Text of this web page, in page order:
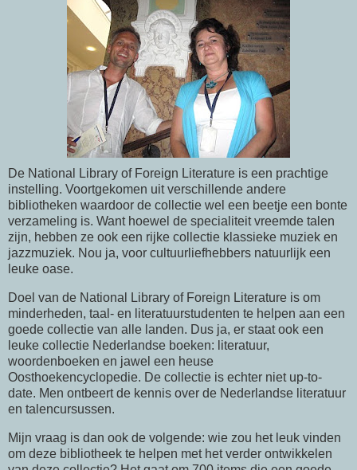
De National Library of Foreign Literature is een prachtige
instelling. Voortgekomen uit verschillende andere
bibliotheken waardoor de collectie wel een beetje een bonte
verzameling is. Want hoewel de specialiteit vreemde talen
zijn, hebben ze ook een rijke collectie klassieke muziek en
jazzmuziek. Nou ja, voor cultuurliefhebbers natuurlijk een
leuke oase.
Doel van de National Library of Foreign Literature is om
minderheden, taal- en literatuurstudenten te helpen aan een
goede collectie van alle landen. Dus ja, er staat ook een
leuke collectie Nederlandse boeken: literatuur,
woordenboeken en jawel een heuse
Oosthoekencyclopedie. De collectie is echter niet up-to-
date. Men ontbeert de kennis over de Nederlandse literatuur
en talencursussen.
Mijn vraag is dan ook de volgende: wie zou het leuk vinden
om deze bibliotheek te helpen met het verder ontwikkelen